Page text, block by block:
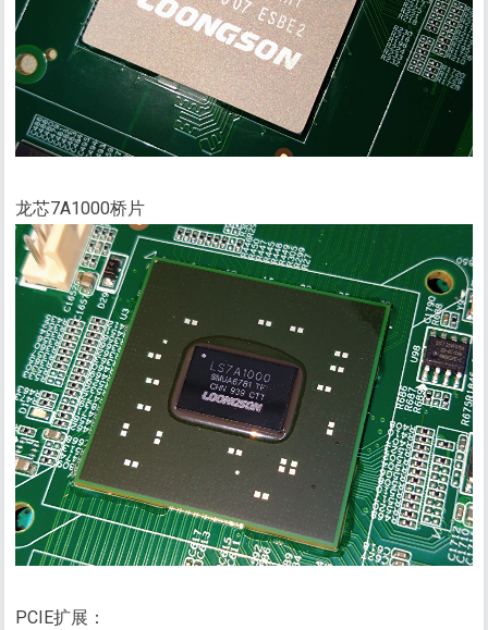
龙芯7A1000桥片
PCIE扩展：